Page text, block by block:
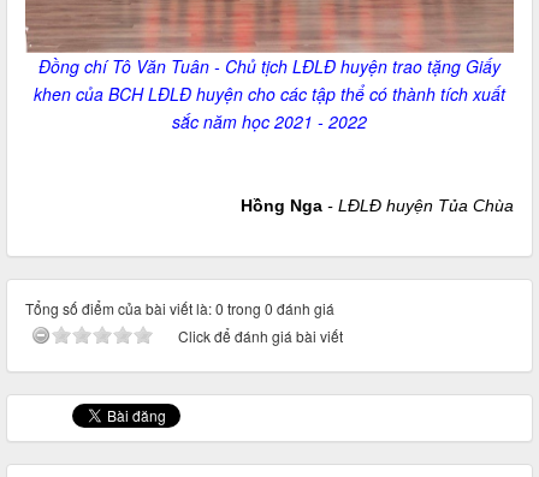
Đồng chí Tô Văn Tuân - Chủ tịch LĐLĐ huyện trao tặng Giấy
khen của BCH LĐLĐ huyện cho các tập thể có thành tích xuất
sắc năm học 2021 - 2022
Hồng Nga - LĐLĐ huyện Tủa Chùa
Tổng số điểm của bài viết là: 0 trong 0 đánh giá
Click để đánh giá bài viết